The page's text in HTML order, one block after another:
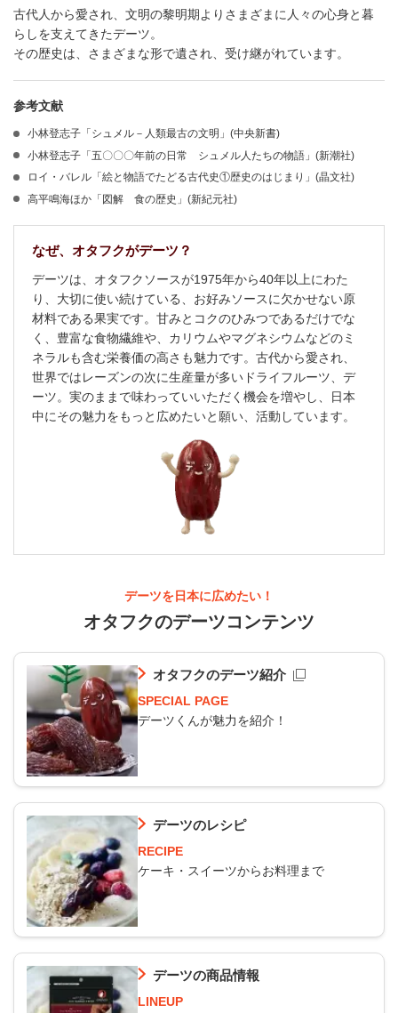
古代人から愛され、文明の黎明期よりさまざまに人々の心身と暮
らしを支えてきたデーツ。
その歴史は、さまざまな形で遺され、受け継がれています。
参考文献
小林登志子「シュメル－人類最古の文明」(中央新書)
小林登志子「五〇〇〇年前の日常 シュメル人たちの物語」(新潮社)
ロイ・バレル「絵と物語でたどる古代史①歴史のはじまり」(晶文社)
高平鳴海ほか「図解 食の歴史」(新紀元社)
なぜ、オタフクがデーツ？
デーツは、オタフクソースが1975年から40年以上にわた
り、大切に使い続けている、お好みソースに欠かせない原
材料である果実です。甘みとコクのひみつであるだけでな
く、豊富な食物繊維や、カリウムやマグネシウムなどのミ
ネラルも含む栄養価の高さも魅力です。古代から愛され、
世界ではレーズンの次に生産量が多いドライフルーツ、デ
ーツ。実のままで味わっていいただく機会を増やし、日本
中にその魅力をもっと広めたいと願い、活動しています。
デーツを日本に広めたい！
オタフクのデーツコンテンツ
オタフクのデーツ紹介
SPECIAL PAGE
デーツくんが魅力を紹介！
デーツのレシピ
RECIPE
ケーキ・スイーツからお料理まで
デーツの商品情報
LINEUP